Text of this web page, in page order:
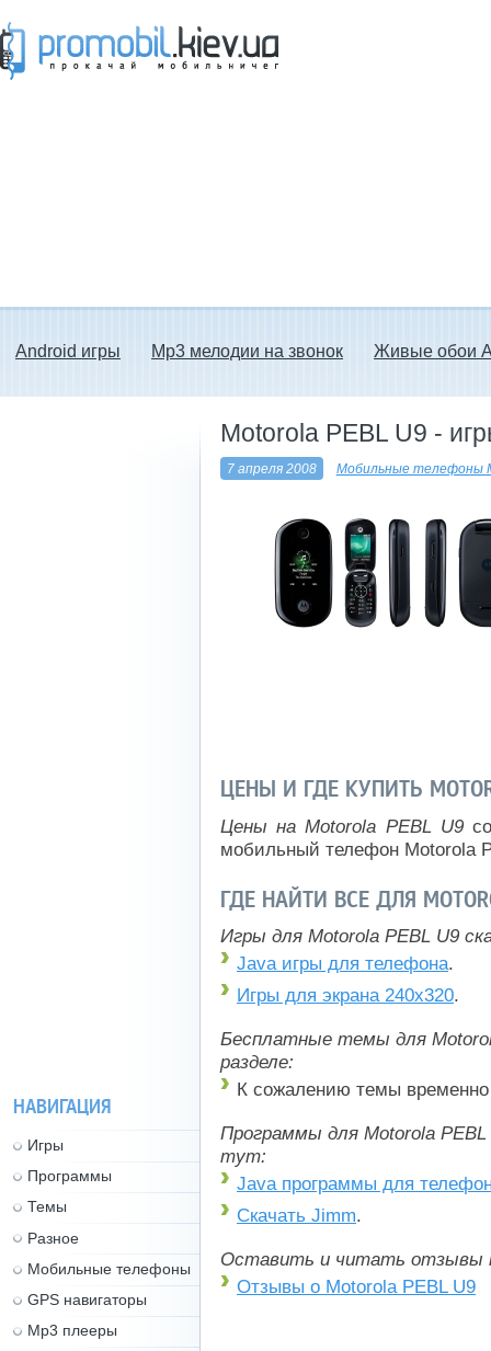
Android игры Mp3 мелодии на звонок Живые обои
Motorola PEBL U9 -
7 апреля 2008 Мобильные телефоны
ЦЕНЫ И ГДЕ КУПИТЬ
Цены на Motorola PEBL U9
мобильный телефон Motorola
ГДЕ НАЙТИ ВСЕ ДЛЯ
Игры для Motorola PEBL U9
Java игры для телефона.
Игры для экрана 240x320.
Бесплатные темы для
разделе:
К сожалению темы
Программы для Motorola
тут:
Java программы для
Скачать Jimm.
Оставить и читать отзывы
Отзывы о Motorola PEBL U9
НАВИГАЦИЯ
Игры
Программы
Темы
Разное
Мобильные телефоны
GPS навигаторы
Mp3 плееры